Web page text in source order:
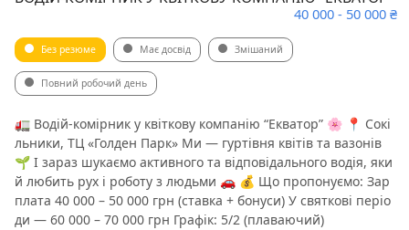
40 000 - 50 000 ₴
Без резюме Має досвід Змішаний
Повний робочий день
​​🚛 Водій-комірник у квіткову компанію “Екватор” 🌸 📍 Сокі
льники, ТЦ «Голден Парк» Ми — гуртівня квітів та вазонів
🌱 І зараз шукаємо активного та відповідального водія, яки
й любить рух і роботу з людьми 🚗 💰 Що пропонуємо: Зар
плата 40 000 – 50 000 грн (ставка + бонуси) У святкові періо
ди — 60 000 – 70 000 грн Графік: 5/2 (плаваючий)